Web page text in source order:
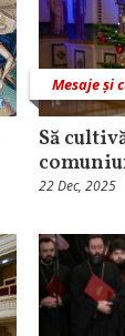
Mesaje și
Să
22 Dec, 2025